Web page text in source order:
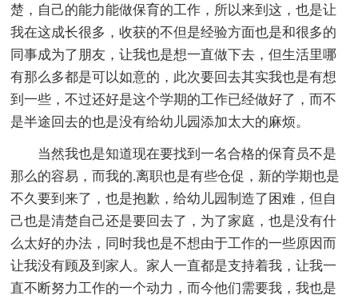
楚，自己的能力能做保育的工作，所以来到这，也是让
我在这成长很多，收获的不但是经验方面也是和很多的
同事成为了朋友，让我也是想一直做下去，但生活里哪
有那么多都是可以如意的，此次要回去其实我也是有想
到一些，不过还好是这个学期的工作已经做好了，而不
是半途回去的也是没有给幼儿园添加太大的麻烦。
当然我也是知道现在要找到一名合格的保育员不是
那么的容易，而我的.离职也是有些仓促，新的学期也是
不久要到来了，也是抱歉，给幼儿园制造了困难，但自
己也是清楚自己还是要回去了，为了家庭，也是没有什
么太好的办法，同时我也是不想由于工作的一些原因而
让我没有顾及到家人。家人一直都是支持着我，让我一
直不断努力工作的一个动力，而今他们需要我，我也是